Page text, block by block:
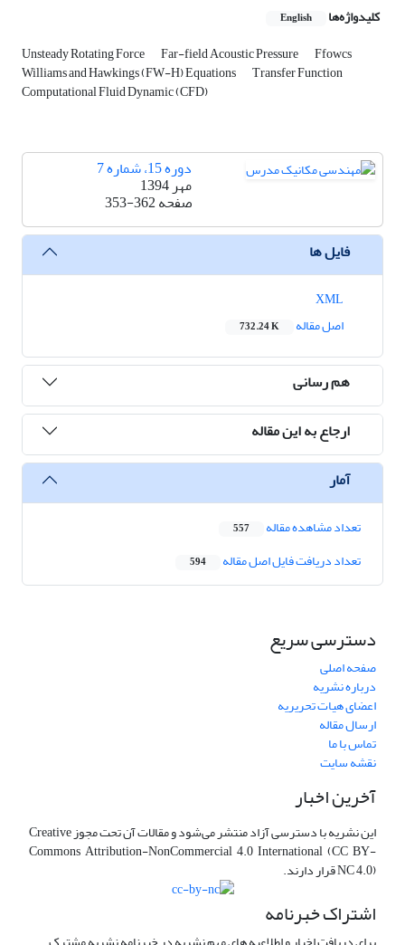
کلیدواژه‌ها English
Unsteady Rotating Force Far-field Acoustic Pressure Ffowcs
Williams and Hawkings (FW-H) Equations Transfer Function
Computational Fluid Dynamic (CFD)
دوره 15، شماره 7
مهر 1394
صفحه353-362
فایل ها
اصل مقاله
732.24 K
هم رسانی
ارجاع به این مقاله
آمار
تعداد مشاهده مقاله 557
تعداد دریافت فایل اصل مقاله 594
دسترسی سریع
صفحه اصلی
درباره نشریه
اعضای هیات تحریریه
ارسال مقاله
تماس با ما
نقشه سایت
آخرین اخبار
این نشریه با دسترسی آزاد منتشر می‌شود و مقالات آن تحت مجوز Creative
Commons Attribution-NonCommercial 4.0 International (CC BY-
NC 4.0) قرار دارند.
اشتراک خبرنامه